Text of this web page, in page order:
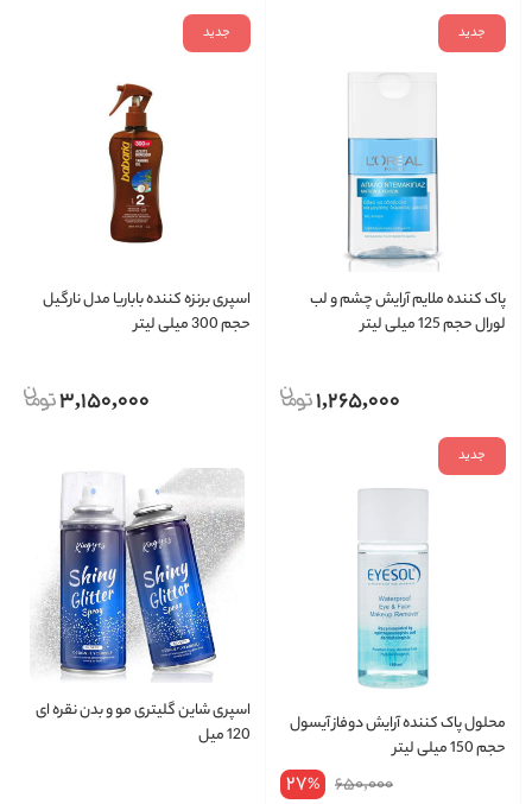
جدید
پاک کننده ملایم آرایش چشم و لب
لورال حجم 125 میلی لیتر
1,265,000
جدید
اسپری برنزه کننده باباریا مدل نارگیل
حجم 300 میلی لیتر
3,150,000
جدید
محلول پاک کننده آرایش دوفاز آیسول
حجم 150 میلی لیتر
650,000
27%
اسپری شاین گلیتری مو و بدن نقره ای
120 میل